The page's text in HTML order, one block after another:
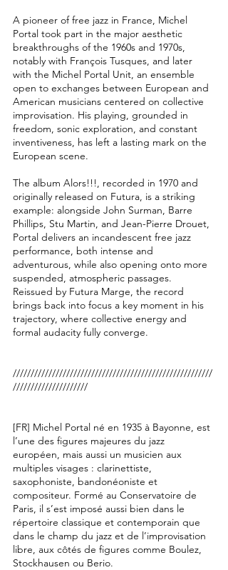
A pioneer of free jazz in France, Michel
Portal took part in the major aesthetic
breakthroughs of the 1960s and 1970s,
notably with François Tusques, and later
with the Michel Portal Unit, an ensemble
open to exchanges between European and
American musicians centered on collective
improvisation. His playing, grounded in
freedom, sonic exploration, and constant
inventiveness, has left a lasting mark on the
European scene.
The album Alors!!!, recorded in 1970 and
originally released on Futura, is a striking
example: alongside John Surman, Barre
Phillips, Stu Martin, and Jean-Pierre Drouet,
Portal delivers an incandescent free jazz
performance, both intense and
adventurous, while also opening onto more
suspended, atmospheric passages.
Reissued by Futura Marge, the record
brings back into focus a key moment in his
trajectory, where collective energy and
formal audacity fully converge.
////////////////////////////////////////////////////////
/////////////////////
[FR] Michel Portal né en 1935 à Bayonne, est
l’une des figures majeures du jazz
européen, mais aussi un musicien aux
multiples visages : clarinettiste,
saxophoniste, bandonéoniste et
compositeur. Formé au Conservatoire de
Paris, il s’est imposé aussi bien dans le
répertoire classique et contemporain que
dans le champ du jazz et de l’improvisation
libre, aux côtés de figures comme Boulez,
Stockhausen ou Berio.